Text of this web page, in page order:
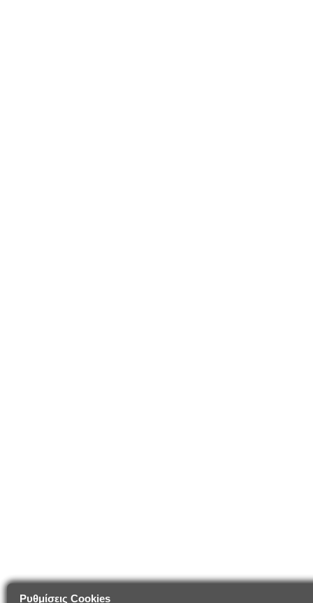
Ρυθμίσεις Cookies